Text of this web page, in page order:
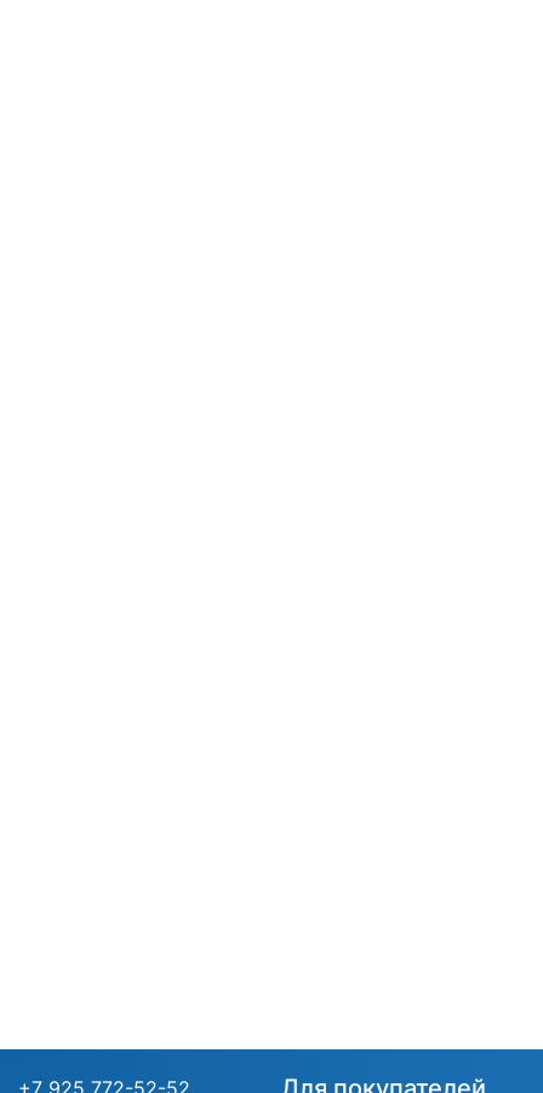
+7 925 772-52-52